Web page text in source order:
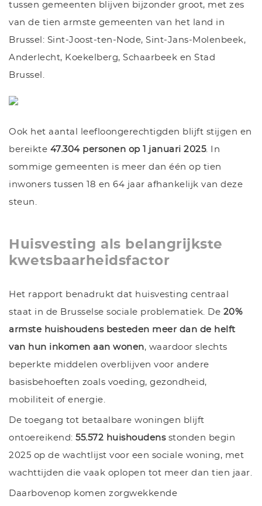
tussen gemeenten blijven bijzonder groot, met zes
van de tien armste gemeenten van het land in
Brussel: Sint-Joost-ten-Node, Sint-Jans-Molenbeek,
Anderlecht, Koekelberg, Schaarbeek en Stad
Brussel.
Ook het aantal leefloongerechtigden blijft stijgen en
bereikte 47.304 personen op 1 januari 2025. In
sommige gemeenten is meer dan één op tien
inwoners tussen 18 en 64 jaar afhankelijk van deze
steun.
Huisvesting als belangrijkste
kwetsbaarheidsfactor
Het rapport benadrukt dat huisvesting centraal
staat in de Brusselse sociale problematiek. De 20%
armste huishoudens besteden meer dan de helft
van hun inkomen aan wonen, waardoor slechts
beperkte middelen overblijven voor andere
basisbehoeften zoals voeding, gezondheid,
mobiliteit of energie.
De toegang tot betaalbare woningen blijft
ontoereikend: 55.572 huishoudensstonden begin
2025 op de wachtlijst voor een sociale woning, met
wachttijden die vaak oplopen tot meer dan tien jaar.
Daarbovenop komen zorgwekkende